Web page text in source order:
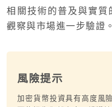
相關技術的普及與實質
觀察與市場進一步驗證。
風險提示
加密貨幣投資具有高度風